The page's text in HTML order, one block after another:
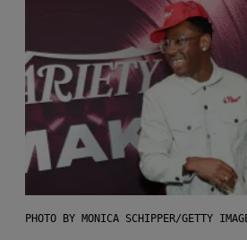
PHOTO BY MONICA SCHIPPER/GETTY